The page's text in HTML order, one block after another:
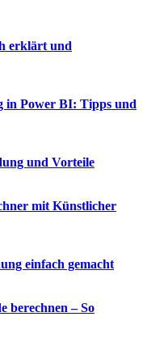
erklärt und
in Power BI: Tipps und
und Vorteile
mit Künstlicher
einfach gemacht
berechnen – So